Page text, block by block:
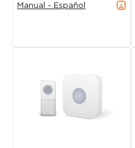
Manual - Español